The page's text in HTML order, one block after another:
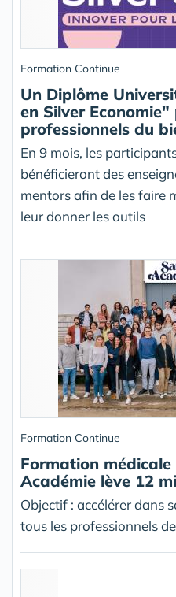
Formation Continue
Un Diplôme
en Silver
professionnels du
En 9 mois, les
bénéficieront des
mentors afin de les faire
leur donner les outils
Formation Continue
Formation
Académie lève 12
Objectif : accélérer dans
tous les professionnels